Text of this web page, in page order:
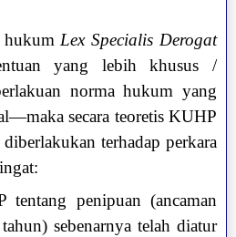
hukum Lex Specialis Derogat
yang lebih khusus /
norma hukum yang
secara teoretis KUHP
terhadap perkara
penipuan (ancaman
sebenarnya telah diatur